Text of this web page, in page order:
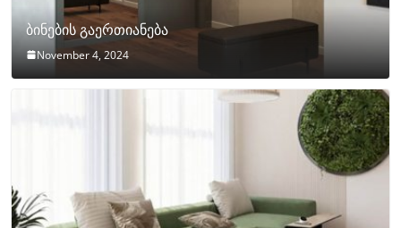
ბინების გაერთიანება
November 4, 2024